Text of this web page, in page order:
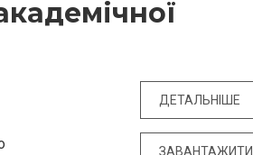
ДЕТАЛЬНІШЕ
ЗАВАНТАЖИТИ